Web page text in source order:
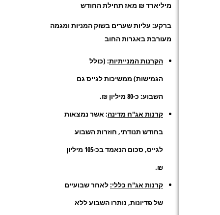
מיליארד ₪ מאז תחילת החודש
ברקע: עליות שערים בשוק המניות ומגמה
מעורבת באגרות החוב
הקרנות המנייתיות: (כולל
הגמישות) ממשיכות לגייס גם
השבוע: כ-80 מיליון ₪.
קרנות אג"ח מדינה: אשר נמצאות
בחודש תנודתי, חוזרות השבוע
לגייס, סכום הנאמד בכ-105 מיליון
₪.
קרנות אג"ח כללי:לאחר שבועיים
של פדיונות, נותרו השבוע ללא